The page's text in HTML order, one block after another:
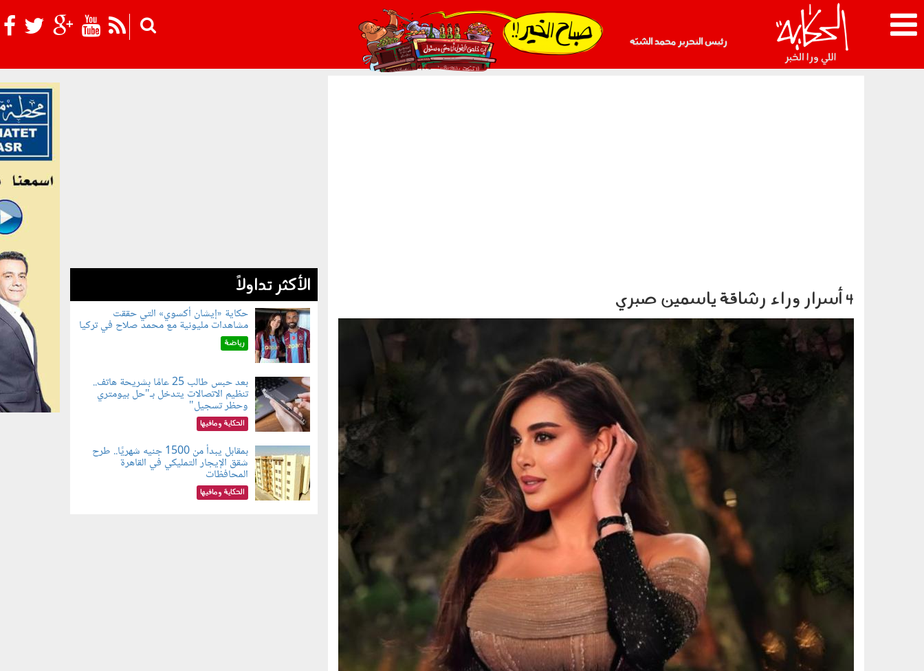
رئيس التحرير محمد الشبّه
021_2.png
4 أسرار وراء رشاقة ياسمين صبري
2501_017.jpg
الأكثر تداولاً
080802.jpg
حكاية «إيشان أكسوي» التي حققت
مشاهدات مليونية مع محمد صلاح في تركيا
رياضة
080803.jpg
بعد حبس طالب 25 عامًا بشريحة هاتف..
تنظيم الاتصالات يتدخل بـ"حل بيومتري
وحظر تسجيل"
الحكاية ومافيها
080801.jpg
بمقابل يبدأ من 1500 جنيه شهريًا.. طرح
شقق الإيجار التمليكي في القاهرة
المحافظات
الحكاية ومافيها